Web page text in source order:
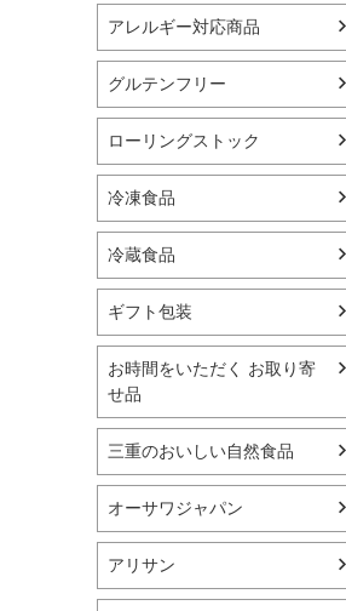
アレルギー対応商品
グルテンフリー
ローリングストック
冷凍食品
冷蔵食品
ギフト包装
お時間をいただく お取り寄
せ品
三重のおいしい自然食品
オーサワジャパン
アリサン